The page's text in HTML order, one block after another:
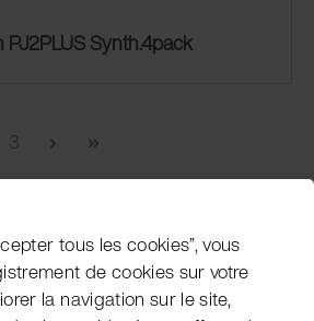
Synth.4pack
3
tous les cookies”, vous
de cookies sur votre
la navigation sur le site,